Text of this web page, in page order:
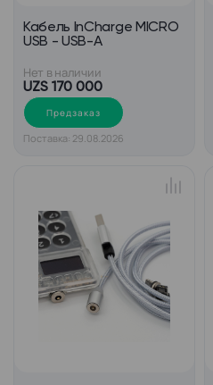
Кабель InCharge MICRO
USB - USB-A
Нет в наличии
UZS 170 000
Предзаказ
Поставка: 29.08.2026